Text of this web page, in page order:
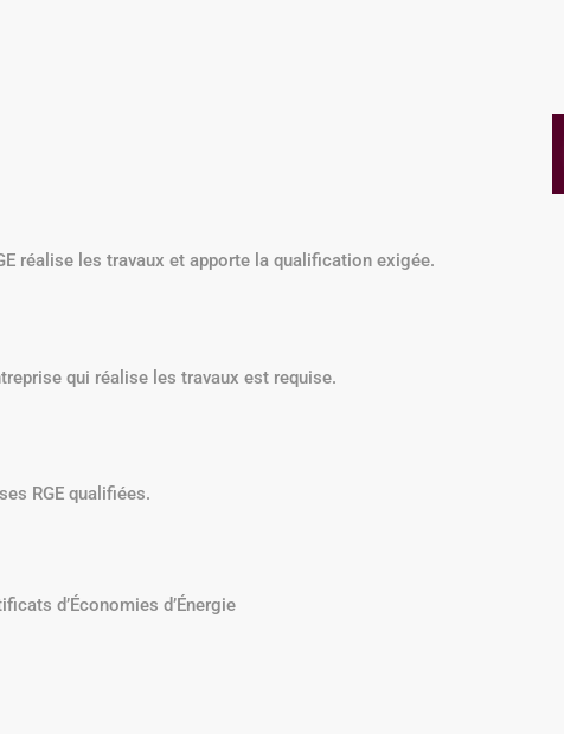
réalise les travaux et apporte la qualification exigée.
qui réalise les travaux est requise.
RGE qualifiées.
d’Économies d’Énergie